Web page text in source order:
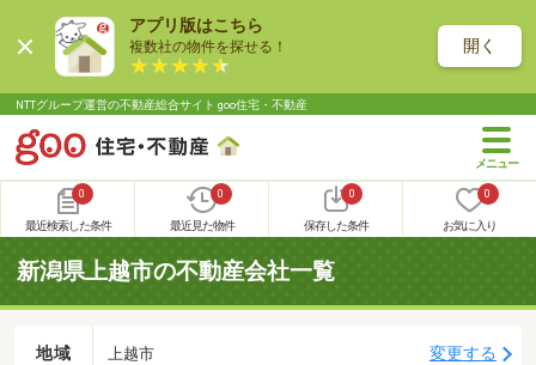
アプリ版はこちら
複数社の物件を探せる！ 開く
NTTグループ運営の不動産総合サイト goo住宅・不動産
0
最近検索した条件
0
最近見た物件
0
保存した条件
0
お気に入り
新潟県上越市の不動産会社一覧
地域 上越市 変更する